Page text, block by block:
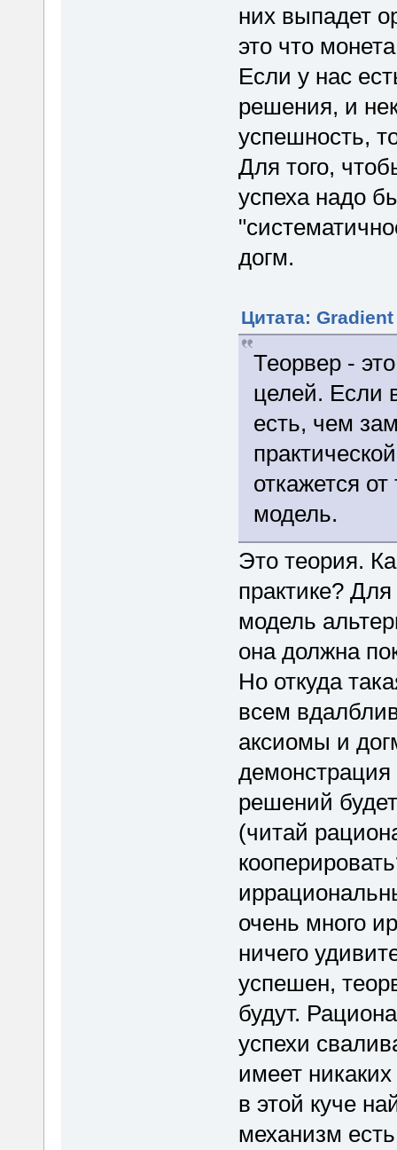
них выпадет
это что
Если у нас
решения, и
успешность,
Для того,
успеха надо
догм.
Цитата:
Теорвер -
целей. Если
есть, чем
откажется
модель.
Это теория.
практике?
модель
она должна
Но откуда
всем
аксиомы и
решений
(читай
очень много
ничего
успешен,
будут.
успехи
имеет
в этой куче
механизм